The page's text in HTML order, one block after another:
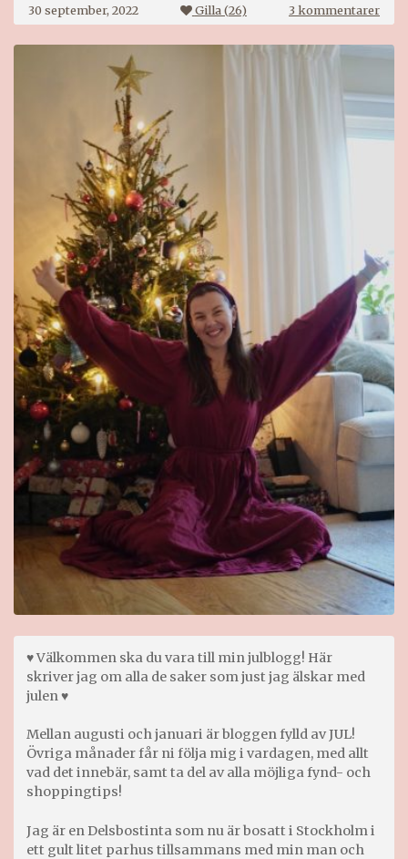
30 september, 2022 Gilla (26) 3 kommentarertill
Mac
♥ Välkommen ska du vara till min julblogg! Här
skriver jag om alla de saker som just jag älskar med
julen ♥
Mellan augusti och januari är bloggen fylld av JUL!
Övriga månader får ni följa mig i vardagen, med allt
vad det innebär, samt ta del av alla möjliga fynd- och
shoppingtips!
Jag är en Delsbostinta som nu är bosatt i Stockholm i
ett gult litet parhus tillsammans med min man och